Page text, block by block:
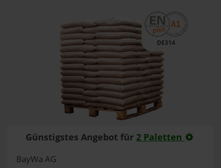
DE314
Günstigstes Angebot für 2 Paletten
BayWa AG